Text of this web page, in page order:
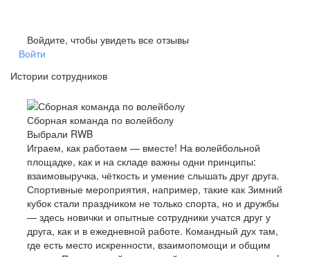
Войдите, чтобы увидеть все отзывы
Войти
Истории сотрудников
Сборная команда по волейболу
Выбрали RWB
Играем, как работаем — вместе! На волейбольной
площадке, как и на складе важны одни принципы:
взаимовыручка, чёткость и умение слышать друг друга.
Спортивные мероприятия, например, такие как Зимний
кубок стали праздником не только спорта, но и дружбы
— здесь новички и опытные сотрудники учатся друг у
друга, как и в ежедневной работе. Командный дух там,
где есть место искренности, взаимопомощи и общим